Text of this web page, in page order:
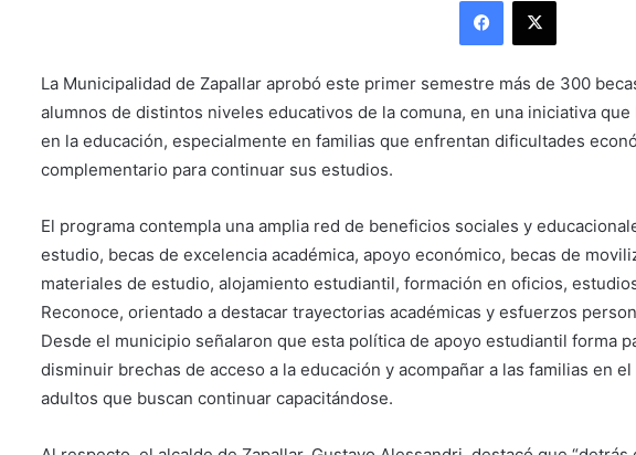
La Municipalidad de Zapallar aprobó este primer semestre más de 300
alumnos de distintos niveles educativos de la comuna, en una iniciativa
en la educación, especialmente en familias que enfrentan dificultades
complementario para continuar sus estudios.
El programa contempla una amplia red de beneficios sociales y
estudio, becas de excelencia académica, apoyo económico, becas de
materiales de estudio, alojamiento estudiantil, formación en oficios,
Reconoce, orientado a destacar trayectorias académicas y esfuerzos
Desde el municipio señalaron que esta política de apoyo estudiantil forma
disminuir brechas de acceso a la educación y acompañar a las familias en
adultos que buscan continuar capacitándose.